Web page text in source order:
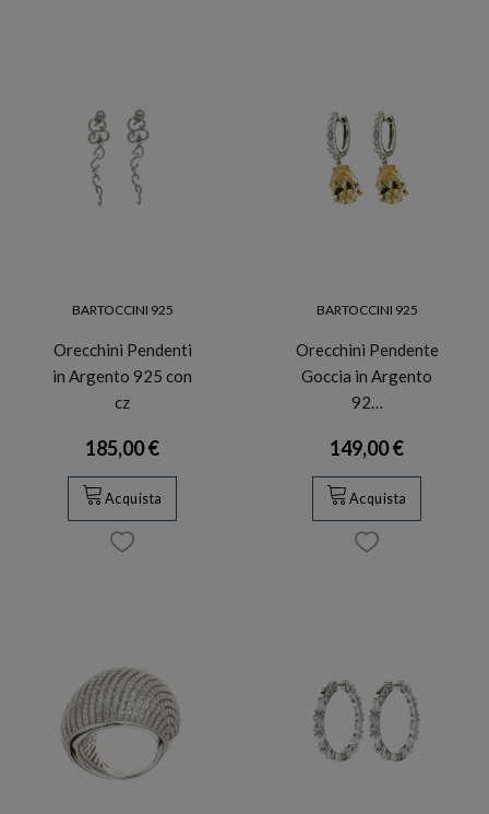
BARTOCCINI 925
Orecchini Pendenti
in Argento 925 con
cz
185,00 €
Acquista
BARTOCCINI 925
Orecchini Pendente
Goccia in Argento
92…
149,00 €
Acquista